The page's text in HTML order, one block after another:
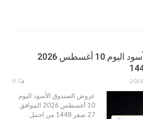
عروض الصندوق الأسود اليوم 10 أغسطس 2026
عروض الصندوق الأسود اليوم
10 أغسطس 2026 الموافق
27 صفر 1448 من اجمل